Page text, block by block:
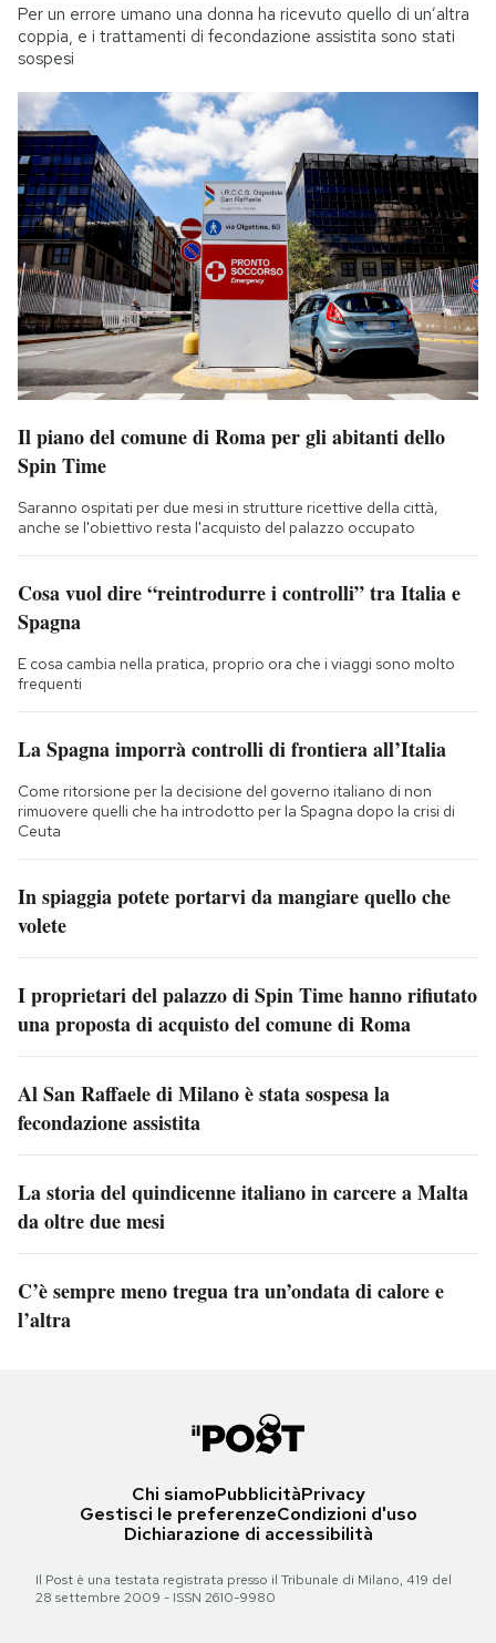
Per un errore umano una donna ha ricevuto quello di un’altra
coppia, e i trattamenti di fecondazione assistita sono stati
sospesi
Il piano del comune di Roma per gli abitanti dello
Spin Time
Saranno ospitati per due mesi in strutture ricettive della città,
anche se l'obiettivo resta l'acquisto del palazzo occupato
Cosa vuol dire “reintrodurre i controlli” tra Italia e
Spagna
E cosa cambia nella pratica, proprio ora che i viaggi sono molto
frequenti
La Spagna imporrà controlli di frontiera all’Italia
Come ritorsione per la decisione del governo italiano di non
rimuovere quelli che ha introdotto per la Spagna dopo la crisi di
Ceuta
In spiaggia potete portarvi da mangiare quello che
volete
I proprietari del palazzo di Spin Time hanno rifiutato
una proposta di acquisto del comune di Roma
Al San Raffaele di Milano è stata sospesa la
fecondazione assistita
La storia del quindicenne italiano in carcere a Malta
da oltre due mesi
C’è sempre meno tregua tra un’ondata di calore e
l’altra
Chi siamoPubblicitàPrivacy
Gestisci le preferenzeCondizioni d'uso
Dichiarazione di accessibilità
Il Post è una testata registrata presso il Tribunale di Milano, 419 del
28 settembre 2009 - ISSN 2610-9980